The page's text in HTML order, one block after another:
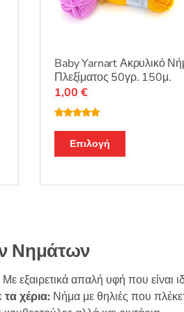
του
Baby Yarnart Ακρυλικό
Πλεξίματος 50γρ. 150μ.
θηκε με5.00
από 5
1,00 €
Επιλογή
το
έχει
μπορούν
να
επιλεγούν
Νημάτων
Με εξαιρετικά απαλή υφή που είναι
χέρια: Νήμα με θηλιές που